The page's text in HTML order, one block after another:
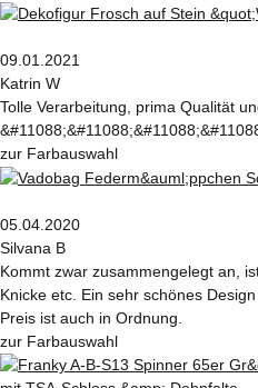
09.01.2021
Katrin W
Tolle Verarbeitung, prima Qualität
zur Farbauswahl
05.04.2020
Silvana B
Kommt zwar zusammengelegt an,
Knicke etc. Ein sehr schönes
Preis ist auch in Ordnung.
zur Farbauswahl